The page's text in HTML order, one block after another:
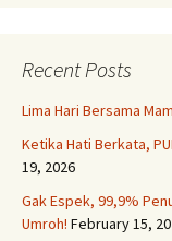
Recent Posts
Lima Hari Bersama
Ketika Hati Berkata,
19, 2026
Gak Espek, 99,9%
Umroh! February 15,